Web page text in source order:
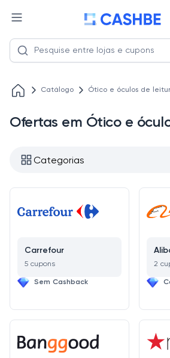
Catálogo Ótico e óculos de
Ofertas em Ótico e
Categorias
Carrefour
5 cupons
Sem Cashback
2